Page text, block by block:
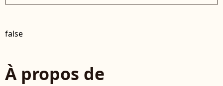
false
À propos de